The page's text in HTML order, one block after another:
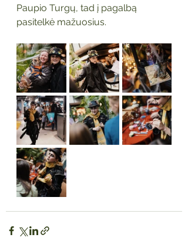
Paupio Turgų, tad į pagalbą
pasitelkė mažuosius.